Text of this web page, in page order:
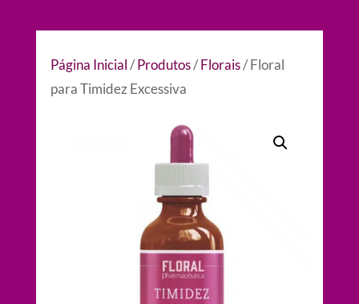
Página Inicial/Produtos/Florais/ Floral
para Timidez Excessiva